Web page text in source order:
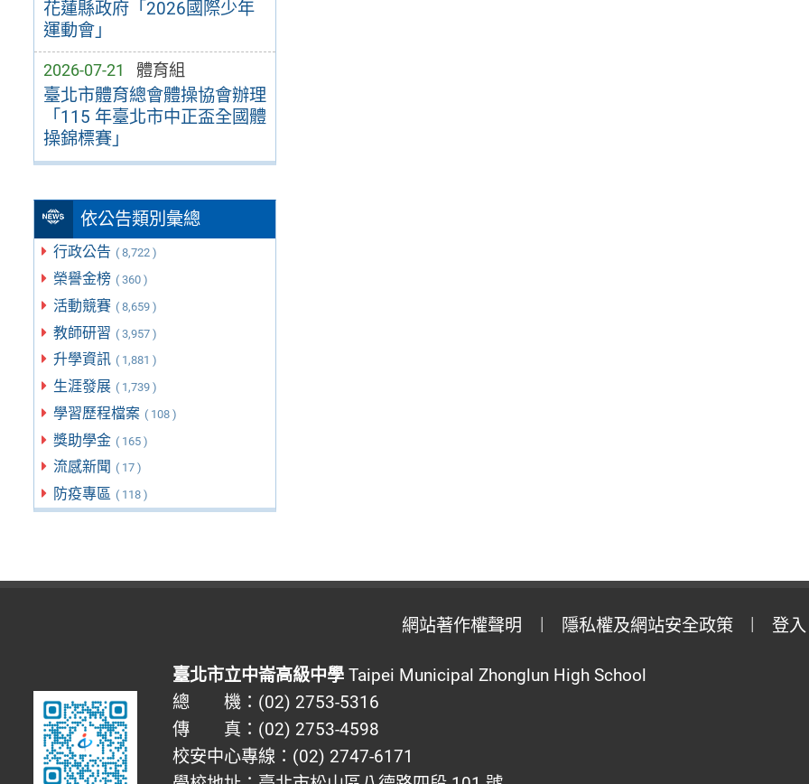
花蓮縣政府「2026國際少年
運動會」
2026-07-21 體育組
臺北市體育總會體操協會辦理
「115 年臺北市中正盃全國體
操錦標賽」
依公告類別彙總
行政公告 ( 8,722 )
榮譽金榜 ( 360 )
活動競賽 ( 8,659 )
教師研習 ( 3,957 )
升學資訊 ( 1,881 )
生涯發展 ( 1,739 )
學習歷程檔案 ( 108 )
獎助學金 ( 165 )
流感新聞 ( 17 )
防疫專區 ( 118 )
網站著作權聲明 隱私權及網站安全政策 登入
臺北市立中崙高級中學Taipei Municipal Zhonglun High School
總 機：(02) 2753-5316
傳 真：(02) 2753-4598
校安中心專線：(02) 2747-6171